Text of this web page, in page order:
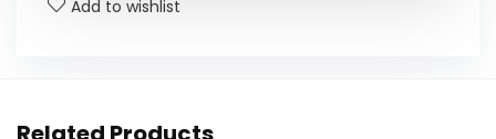
Add to wishlist